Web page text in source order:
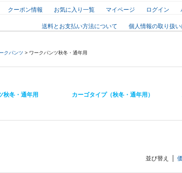
クーポン情報 お気に入り一覧 マイページ ログイン
送料とお支払い方法について 個人情報の取り扱
クパンツ > ワークパンツ秋冬・通年用
秋冬・通年用 カーゴタイプ（秋冬・通年用）
並び替え